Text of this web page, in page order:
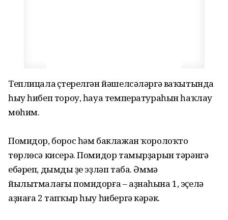
Теплицала үҫтерелгән йәшелсәләргә ваҡытында
һыу һибеп тороу, һауа температураһын һаҡлау
мөһим.
Помидор, борос һәм баклажан ҡоро­лоҡ­то
төрлөсә кисерә. Помидор тамырҙа­рын тәрәнгә
ебәреп, дымды үҙе эҙләп таба. Әммә
йылытмалағы помидорға – аҙнаһына 1, эҫелә
аҙнаға 2 тапҡыр һыу һибергә кәрәк.